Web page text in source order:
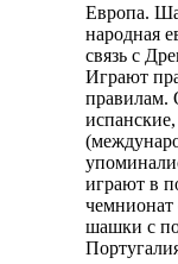
Европа.
народная
связь с
Играют
правилам.
играют в
чемнионат
шашки с